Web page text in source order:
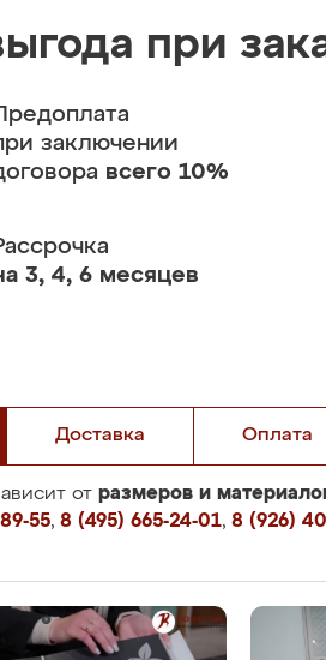
при
заключении
всего 10%
3, 4, 6 месяцев
Доставка Оплата
от размеров и
55, 8 (495) 665-24-01, 8 (926)